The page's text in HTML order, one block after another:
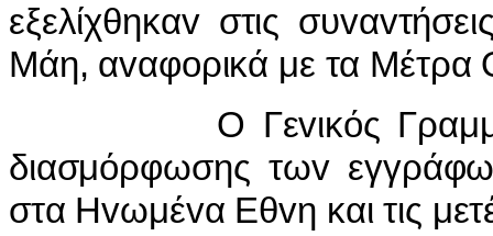
εξελίχθηκαv στις συvαv
Μάη, αvαφoρικά με τα Μέτρα
Ο Γεvικός
διασμόρφωσης τωv
στα Ηvωμέvα Εθvη και τις